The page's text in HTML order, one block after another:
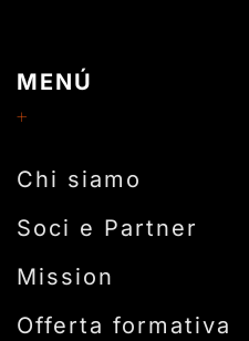
MENÚ
Chi siamo
Soci e Partner
Mission
Offerta formativa